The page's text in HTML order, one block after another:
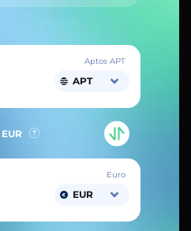
Aptos APT
APT
EUR
Euro
EUR